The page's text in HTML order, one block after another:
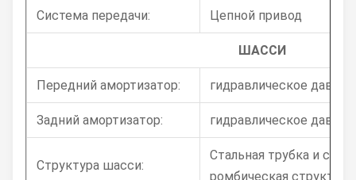
Система передачи: Цепной привод
ШАССИ
Передний амортизатор: гидравлическое
Задний амортизатор: гидравлическое
Структура шасси:
Стальная трубка и
ромбическая структура.